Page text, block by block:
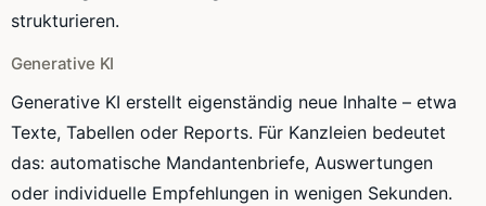
strukturieren.
Generative KI
Generative KI erstellt eigenständig neue Inhalte – etwa
Texte, Tabellen oder Reports. Für Kanzleien bedeutet
das: automatische Mandantenbriefe, Auswertungen
oder individuelle Empfehlungen in wenigen Sekunden.